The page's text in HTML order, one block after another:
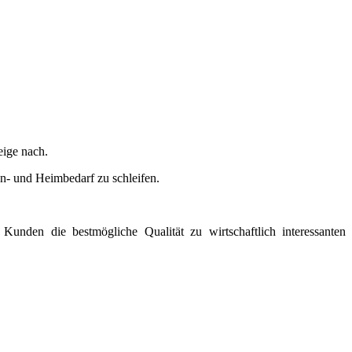
nach.
und Heimbedarf zu schleifen.
die bestmögliche Qualität zu wirtschaftlich interessanten